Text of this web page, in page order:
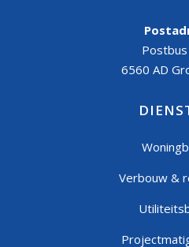
6560 AD
Verbouw &